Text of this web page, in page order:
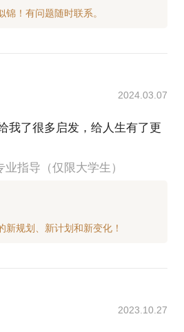
2024.03.07
我了很多启发，给人生有了更
指导（仅限大学生）
2023.10.27